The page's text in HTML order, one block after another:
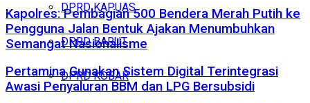
DPRD KAPUAS
DPRD BARUT
DPRD KOBAR
Kapolres: Pembagian 500 Bendera Merah Putih ke
Pengguna Jalan Bentuk Ajakan Menumbuhkan
Semangat Nasionalisme
Pertamina Gunakan Sistem Digital Terintegrasi
Awasi Penyaluran BBM dan LPG Bersubsidi